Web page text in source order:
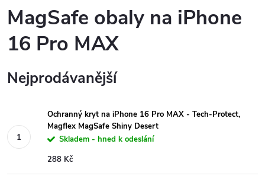
MagSafe obaly na iPhone
16 Pro MAX
Nejprodávanější
Ochranný kryt na iPhone 16 Pro MAX - Tech-Protect,
Magflex MagSafe Shiny Desert
Skladem - hned k odeslání
288 Kč